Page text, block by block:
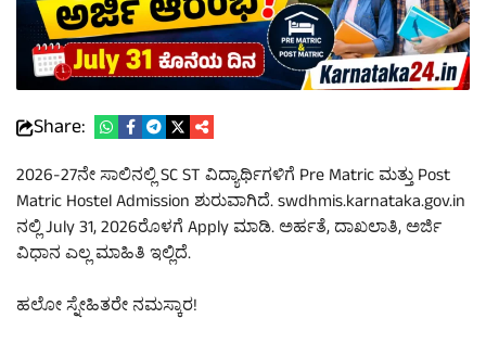
Share:
2026-27ನೇ ಸಾಲಿನಲ್ಲಿ SC ST ವಿದ್ಯಾರ್ಥಿಗಳಿಗೆ Pre Matric ಮತ್ತು Post
Matric Hostel Admission ಶುರುವಾಗಿದೆ. swdhmis.karnataka.gov.in
ನಲ್ಲಿ July 31, 2026ರೊಳಗೆ Apply ಮಾಡಿ. ಅರ್ಹತೆ, ದಾಖಲಾತಿ, ಅರ್ಜಿ
ವಿಧಾನ ಎಲ್ಲ ಮಾಹಿತಿ ಇಲ್ಲಿದೆ.
ಹಲೋ ಸ್ನೇಹಿತರೇ ನಮಸ್ಕಾರ!